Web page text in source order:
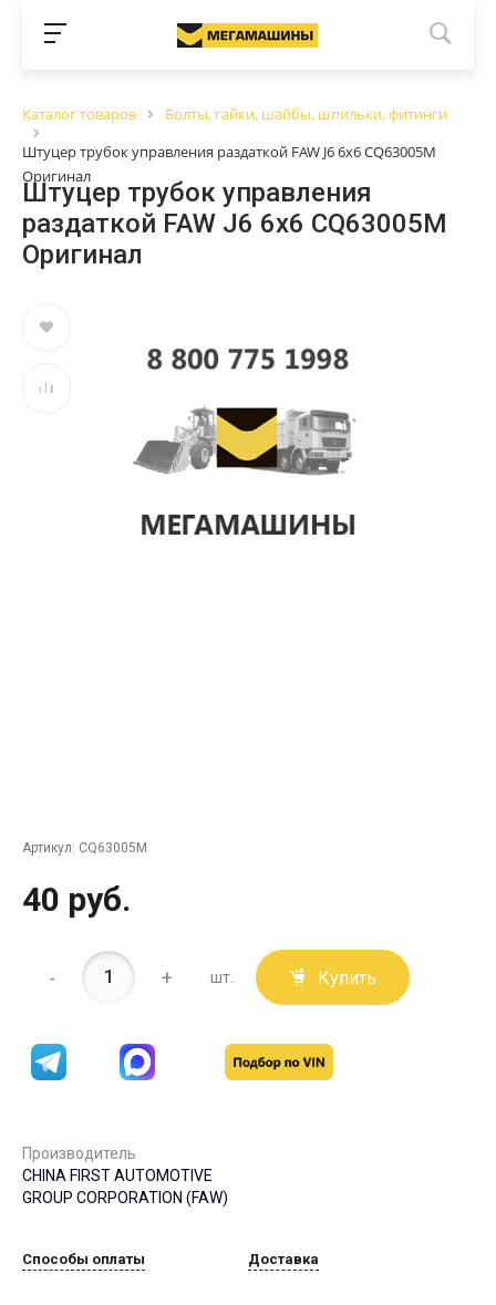
Каталог товаров
Болты, гайки, шайбы, шпильки, фитинги
Штуцер трубок управления раздаткой FAW J6 6x6 CQ63005M
Оригинал
Штуцер трубок управления
раздаткой FAW J6 6x6 CQ63005M
Оригинал
Артикул: CQ63005M
40 руб.
- + шт. Купить
Производитель
CHINA FIRST AUTOMOTIVE
GROUP CORPORATION (FAW)
Способы оплаты Доставка